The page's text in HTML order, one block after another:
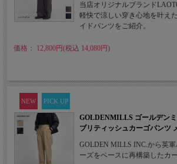
当店オリジナルブランド
軽快で涼しい穿き心地を叶え
イドパンツをご紹介。
価格： 12,800円(税込 14,080円)
NEW PICK UP
GOLDENMILLS ゴールデン
ブリティッシュカーゴパンツ
GOLDEN MILLS INC.から英
ーズをベースに再構築したカ